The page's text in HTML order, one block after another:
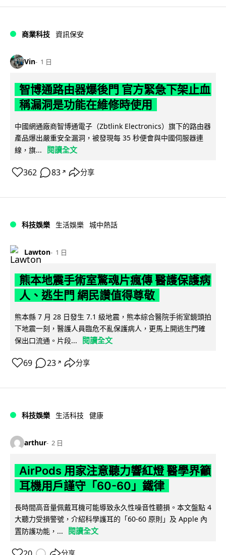
商業科技 資訊保安
Vin 1 日
智博通路由器爆後門 官方緊急下架止血
稱漏洞是功能在維修時使用
中國網通廠商智博通電子（Zbtlink Electronics）旗下的路由器
產品爆出嚴重安全漏洞，被發現每 35 秒便會與中國伺服器連
線，旗...
閱讀全文
362 83 ↗ 分享
科技娛樂 生活娛樂 城中熱話
Lawton 1 日
熊本地震手術室驚魂片瘋傳 醫護保護病
人、逃生門 網民讚值得尊敬
熊本縣 7 月 28 日發生 7.1 級地震，熊本綜合醫院手術室鏡頭拍
下地震一刻，醫護人員臨危不亂保護病人，更馬上開逃生門確
保出口流通。片段...
閱讀全文
69 23 ↗ 分享
科技娛樂 生活科技 健康
arthur 2 日
AirPods 用家注意聽力響紅燈 醫學界籲
耳機用戶謹守「60-60」鐵律
長時間高音量佩戴耳機可能導致永久性噪音性聽損。本文盤點 4
大聽力受損警號，介紹科學護耳的「60-60 原則」及 Apple 內
置防護功能，...
閱讀全文